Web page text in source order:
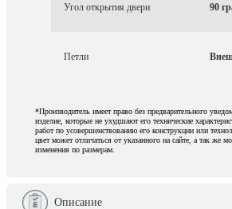
Угол открытия двери 90
Петли
*Производитель имеет право без предварительного
изделие, которые не ухудшают его технические
работ по усовершенствованию его конструкции или
цвет может отличаться от указанного на сайте, а так же
изменения по размерам.
Описание